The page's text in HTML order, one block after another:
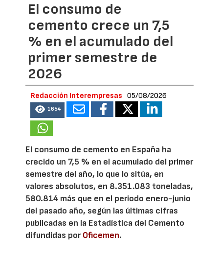
El consumo de
cemento crece un 7,5
% en el acumulado del
primer semestre de
2026
Redacción Interempresas 05/08/2026
1654
El consumo de cemento en España ha
crecido un 7,5 % en el acumulado del primer
semestre del año, lo que lo sitúa, en
valores absolutos, en 8.351.083 toneladas,
580.814 más que en el periodo enero-junio
del pasado año, según las últimas cifras
publicadas en la Estadística del Cemento
difundidas porOficemen.